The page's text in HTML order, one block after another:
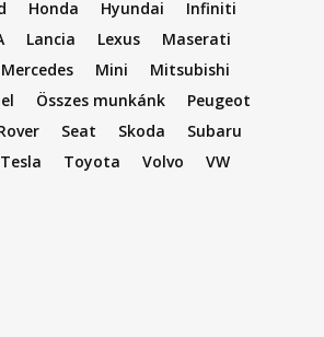
Honda Hyundai
Infiniti
Lancia Lexus
Maserati
Mercedes Mini
Mitsubishi
Összes munkánk
Peugeot
Seat Skoda
Subaru
Tesla Toyota Volvo VW